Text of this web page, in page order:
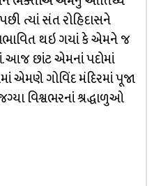
ત્યાં સંત રોહિદાસને
થઇ ગયાં કે એમને જ
આજ છાંટ એમનાં પદોમાં
એમણે ગોવિંદ મંદિરમાં પૂજા
વિશ્વભરનાં શ્રદ્ધાળુઓ